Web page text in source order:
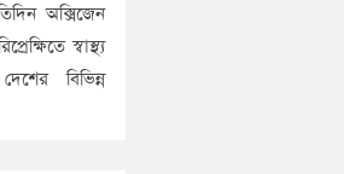
অক্সিজেন
স্বাস্থ্য
বিভিন্ন